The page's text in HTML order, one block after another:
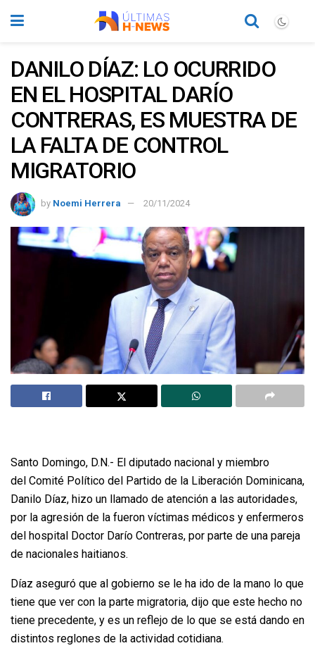
DANILO DÍAZ: LO OCURRIDO
EN EL HOSPITAL DARÍO
CONTRERAS, ES MUESTRA DE
LA FALTA DE CONTROL
MIGRATORIO
by Noemi Herrera 20/11/2024
Santo Domingo, D.N.- El diputado nacional y miembro
del Comité Político del Partido de la Liberación Dominicana,
Danilo Díaz, hizo un llamado de atención a las autoridades,
por la agresión de la fueron víctimas médicos y enfermeros
del hospital Doctor Darío Contreras, por parte de una pareja
de nacionales haitianos.
Díaz aseguró que al gobierno se le ha ido de la mano lo que
tiene que ver con la parte migratoria, dijo que este hecho no
tiene precedente, y es un reflejo de lo que se está dando en
distintos reglones de la actividad cotidiana.